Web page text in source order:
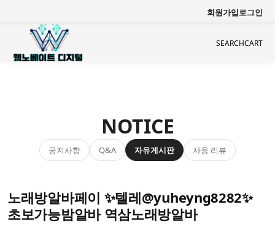
회원가입로그인
SEARCHCART
NOTICE
공지사항 Q&A 자유게시판 사용 리뷰
노래방알바페이 ✨텔레@yuheyng8282✨
초보가능밤알바 역삼노래방알바